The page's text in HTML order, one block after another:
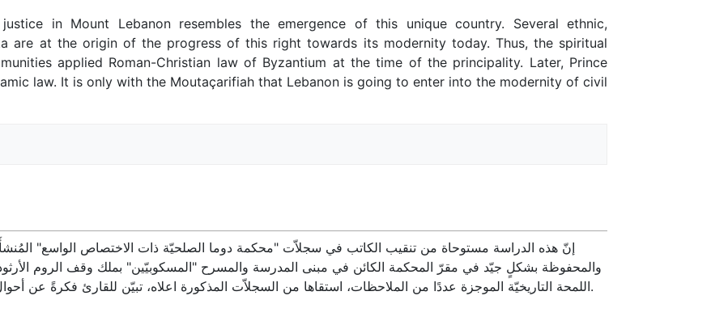
in Mount Lebanon resembles the emergence of this unique country. Several ethnic,
are at the origin of the progress of this right towards its modernity today. Thus, the spiritual
applied Roman-Christian law of Byzantium at the time of the principality. Later, Prince
law. It is only with the Moutaçarifiah that Lebanon is going to enter into the modernity of civil
إنّ هذه الدراسة مستوحاة من تنقيب الكاتب في سجلاّت "محكمة دوما الصلحيّة ذات الاختصاص الواسع" المُنشأَة
والمحفوظة بشكلٍ جيّد في مقرّ المحكمة الكائن في مبنى المدرسة والمسرح "المسكوبيّين" بملك وقف الروم
اللمحة التاريخيّة الموجزة عددًا من الملاحظات، استقاها من السجلاّت المذكورة اعلاه، تبيّن للقارئ فكرةً عن أحوال القضاء والتشريع مطلع القرن العشرين.